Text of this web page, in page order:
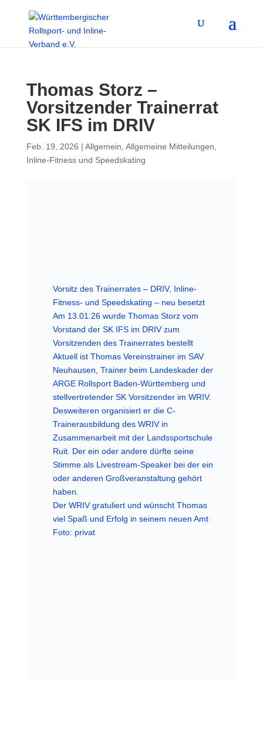
Thomas Storz –
Vorsitzender Trainerrat
SK IFS im DRIV
Feb. 19, 2026 | Allgemein Allgemeine Mitteilungen
Inline-Fitness und Speedskating
Vorsitz des Trainerrates – DRIV, Inline-
Fitness- und Speedskating – neu besetzt
Am 13.01.26 wurde Thomas Storz vom
Vorstand der SK IFS im DRIV zum
Vorsitzenden des Trainerrates bestellt
Aktuell ist Thomas Vereinstrainer im SAV
Neuhausen, Trainer beim Landeskader der
ARGE Rollsport Baden-Württemberg und
stellvertretender SK Vorsitzender im WRIV.
Desweiteren organisiert er die C-
Trainerausbildung des WRIV in
Zusammenarbeit mit der Landssportschule
Ruit. Der ein oder andere dürfte seine
Stimme als Livestream-Speaker bei der ein
oder anderen Großveranstaltung gehört
haben.
Der WRIV gratuliert und wünscht Thomas
viel Spaß und Erfolg in seinem neuen Amt
Foto: privat